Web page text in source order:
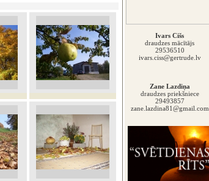
Ivars Cišs
draudzes mācītājs
29536510
ivars.ciss@gertrude.lv
Zane Lazdiņa
draudzes priekšniece
29493857
zane.lazdina81@gmail.com